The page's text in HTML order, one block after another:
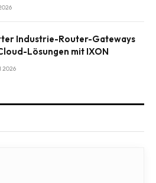
Industrie-Router-Gateways
Lösungen mit IXON
2026